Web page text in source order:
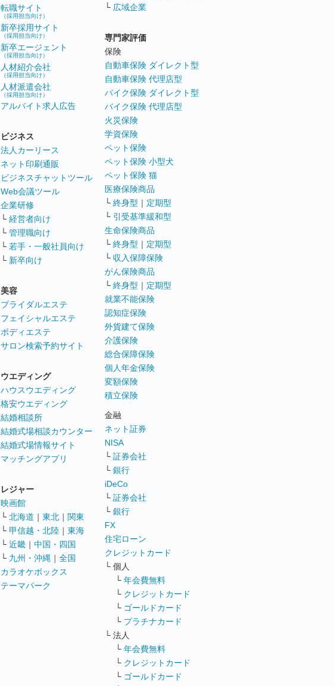
転職サイト
（採用担当向け）
新卒採用サイト
（採用担当向け）
新卒エージェント
（採用担当向け）
人材紹介会社
（採用担当向け）
人材派遣会社
（採用担当向け）
アルバイト求人広告
ビジネス
法人カーリース
ネット印刷通販
ビジネスチャットツール
Web会議ツール
企業研修
└ 経営者向け
└ 管理職向け
└ 若手・一般社員向け
└ 新卒向け
美容
ブライダルエステ
フェイシャルエステ
ボディエステ
サロン検索予約サイト
ウエディング
ハウスウエディング
格安ウエディング
結婚相談所
結婚式場相談カウンター
結婚式場情報サイト
マッチングアプリ
レジャー
映画館
└ 北海道 ｜ 東北 ｜ 関東
└ 甲信越・北陸 ｜ 東海
└ 近畿 ｜ 中国・四国
└ 九州・沖縄 ｜ 全国
カラオケボックス
テーマパーク
└ 広域企業
専門家評価
保険
自動車保険 ダイレクト型
自動車保険 代理店型
バイク保険 ダイレクト型
バイク保険 代理店型
火災保険
学資保険
ペット保険
ペット保険 小型犬
ペット保険 猫
医療保険商品
└ 終身型 ｜ 定期型
└ 引受基準緩和型
生命保険商品
└ 終身型 ｜ 定期型
└ 収入保障保険
がん保険商品
└ 終身型 ｜ 定期型
就業不能保険
認知症保険
外貨建て保険
介護保険
総合保障保険
個人年金保険
変額保険
積立保険
金融
ネット証券
NISA
└ 証券会社
└ 銀行
iDeCo
└ 証券会社
└ 銀行
FX
住宅ローン
クレジットカード
└ 個人
└ 年会費無料
└ クレジットカード
└ ゴールドカード
└ プラチナカード
└ 法人
└ 年会費無料
└ クレジットカード
└ ゴールドカード